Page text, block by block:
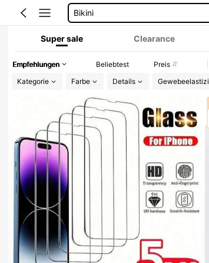
Bikini Set Damen
Wedding Guest Dress Women
Kleider Sommer
Ballkleid
Brautkleider Weiß
Maxikleider Sommer
Squishies
Super sale Clearance
Empfehlungen Beliebtest Preis
Kategorie
Farbe Details